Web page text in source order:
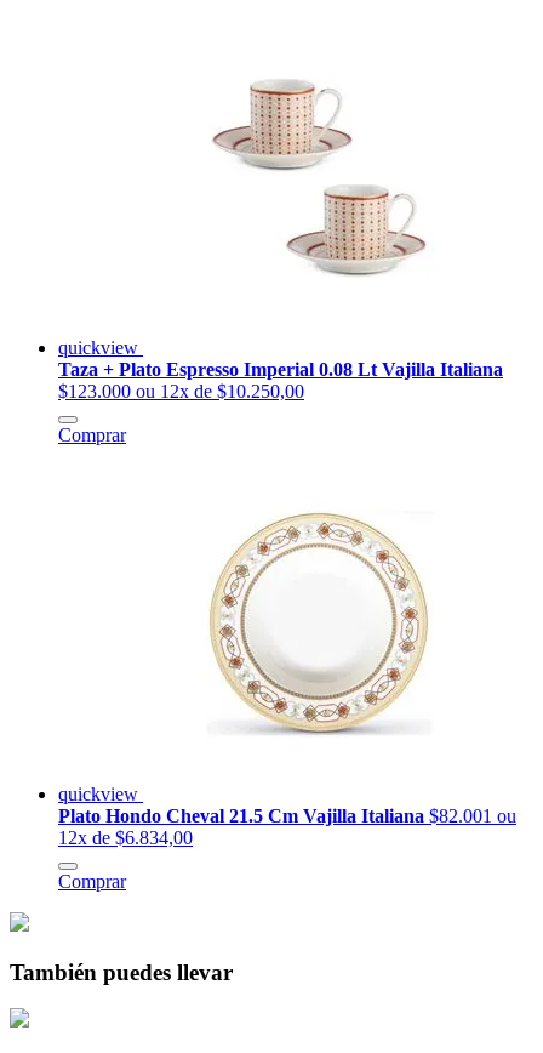
quickview
Taza + Plato Espresso Imperial 0.08 Lt Vajilla Italiana
$123.000 ou 12x de $10.250,00
Comprar
quickview
Plato Hondo Cheval 21.5 Cm Vajilla Italiana $82.001 ou
12x de $6.834,00
Comprar
También puedes llevar